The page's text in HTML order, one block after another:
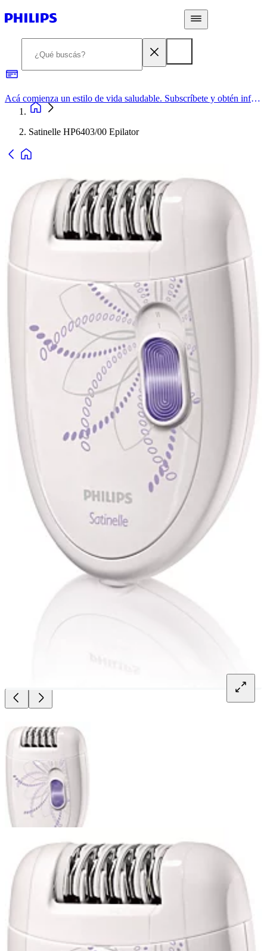
Acá comienza un estilo de vida saludable. Subscríbete y obtén información de primera mano
Satinelle HP6403/00 Epilator